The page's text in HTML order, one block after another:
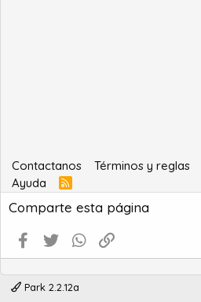
Contactanos Términos y reglas
Ayuda
R
S
S
Comparte esta página
Facebook
Twitter WhatsApp
Park 2.2.12a